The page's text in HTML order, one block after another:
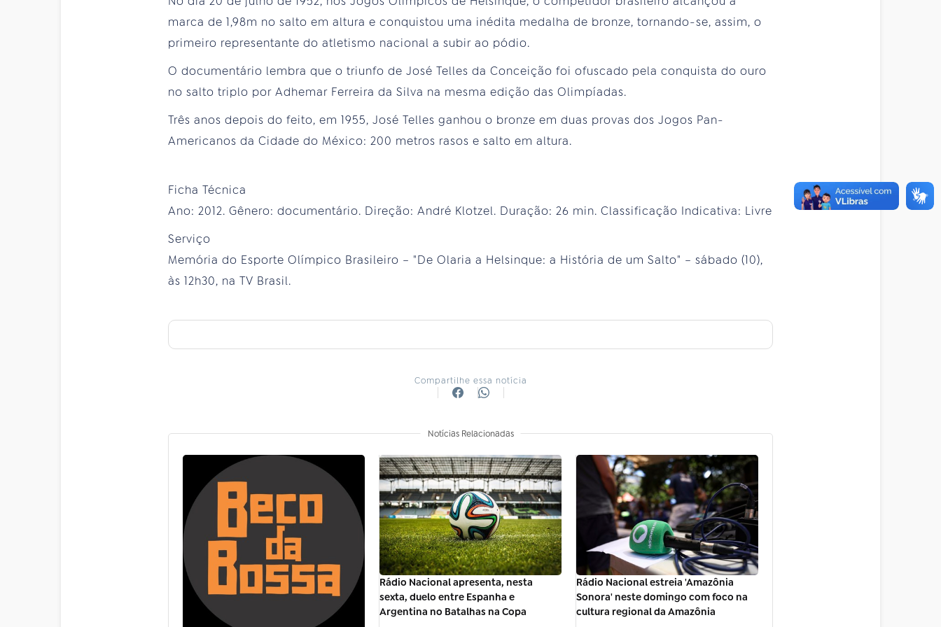
marca de 1,98m no salto em altura e conquistou uma inédita medalha de bronze, tornando-se, assim, o
primeiro representante do atletismo nacional a subir ao pódio.
O documentário lembra que o triunfo de José Telles da Conceição foi ofuscado pela conquista do ouro
no salto triplo por Adhemar Ferreira da Silva na mesma edição das Olimpíadas.
Três anos depois do feito, em 1955, José Telles ganhou o bronze em duas provas dos Jogos Pan-
Americanos da Cidade do México: 200 metros rasos e salto em altura.
Ficha Técnica
Ano: 2012. Gênero: documentário. Direção: André Klotzel. Duração: 26 min. Classificação Indicativa: Livre
Serviço
Memória do Esporte Olímpico Brasileiro – "De Olaria a Helsinque: a História de um Salto" – sábado (10),
às 12h30, na TV Brasil.
Compartilhe essa notícia
Notícias Relacionadas
Rádio Nacional apresenta, nesta
sexta, duelo entre Espanha e
Argentina no Batalhas na Copa
Rádio Nacional estreia 'Amazônia
Sonora' neste domingo com foco na
cultura regional da Amazônia